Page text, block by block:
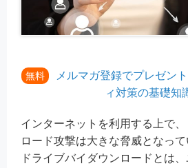
無料
メルマガ登録でプレゼン
ィ対策の基礎知
インターネットを利用する上で
ロード攻撃は大きな脅威となって
ドライブバイダウンロードとは